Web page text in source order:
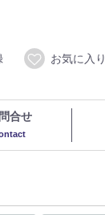
お気に入り
合せ